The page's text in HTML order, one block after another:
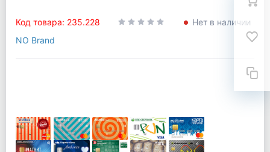
Код товара: 235.228
Нет в наличии
NO Brand